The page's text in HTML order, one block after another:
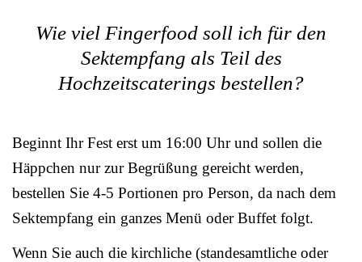
Wie viel Fingerfood soll ich für den
Sektempfang als Teil des
Hochzeitscaterings bestellen?
Beginnt Ihr Fest erst um 16:00 Uhr und sollen die
Häppchen nur zur Begrüßung gereicht werden,
bestellen Sie 4-5 Portionen pro Person, da nach dem
Sektempfang ein ganzes Menü oder Buffet folgt.
Wenn Sie auch die kirchliche (standesamtliche oder